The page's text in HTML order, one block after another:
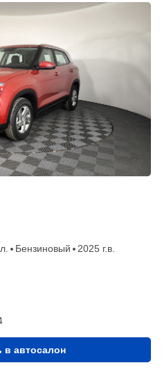
Бензиновый
2025 г.в.
в автосалон